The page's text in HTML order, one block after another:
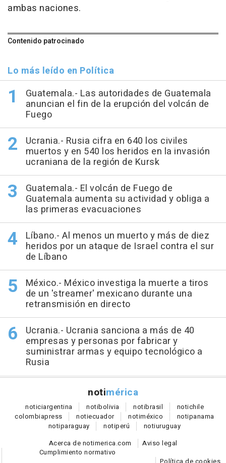
ambas naciones.
Contenido patrocinado
Lo más leído en Política
Guatemala.- Las autoridades de Guatemala
anuncian el fin de la erupción del volcán de
Fuego
Ucrania.- Rusia cifra en 640 los civiles
muertos y en 540 los heridos en la invasión
ucraniana de la región de Kursk
Guatemala.- El volcán de Fuego de
Guatemala aumenta su actividad y obliga a
las primeras evacuaciones
Líbano.- Al menos un muerto y más de diez
heridos por un ataque de Israel contra el sur
de Líbano
México.- México investiga la muerte a tiros
de un 'streamer' mexicano durante una
retransmisión en directo
Ucrania.- Ucrania sanciona a más de 40
empresas y personas por fabricar y
suministrar armas y equipo tecnológico a
Rusia
notimérica
noticiargentina notibolivia notibrasil notichile
colombiapress notiecuador notiméxico notipanama
notiparaguay notiperú notiuruguay
Acerca de notimerica.com
Aviso legal
Cumplimiento normativo